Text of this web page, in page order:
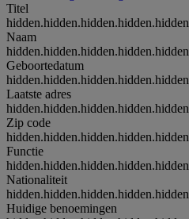
Titel
hidden.hidden.hidden.hidden.hidden
Naam
hidden.hidden.hidden.hidden.hidden
Geboortedatum
hidden.hidden.hidden.hidden.hidden
Laatste adres
hidden.hidden.hidden.hidden.hidden
Zip code
hidden.hidden.hidden.hidden.hidden
Functie
hidden.hidden.hidden.hidden.hidden
Nationaliteit
hidden.hidden.hidden.hidden.hidden
Huidige benoemingen